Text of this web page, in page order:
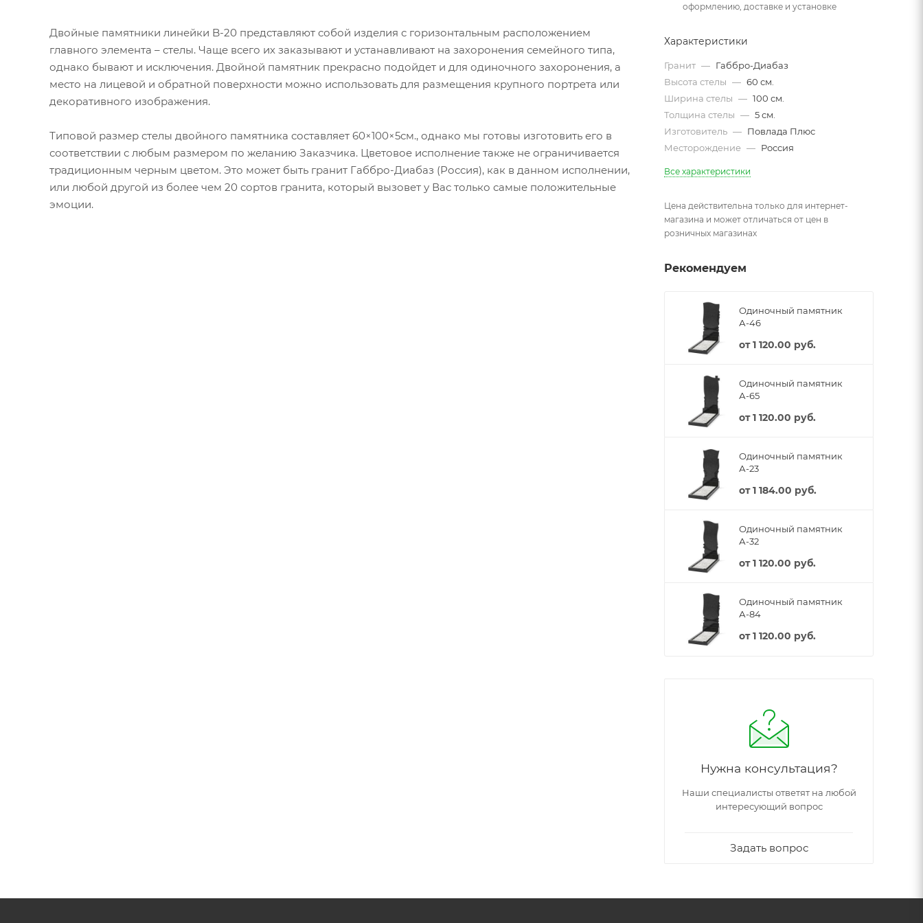
Двойные памятники линейки B-20 представляют собой изделия с горизонтальным расположением
главного элемента – стелы. Чаще всего их заказывают и устанавливают на захоронения семейного типа,
однако бывают и исключения. Двойной памятник прекрасно подойдет и для одиночного захоронения, а
место на лицевой и обратной поверхности можно использовать для размещения крупного портрета или
декоративного изображения.
Типовой размер стелы двойного памятника составляет 60×100×5см., однако мы готовы изготовить его в
соответствии с любым размером по желанию Заказчика. Цветовое исполнение также не ограничивается
традиционным черным цветом. Это может быть гранит Габбро-Диабаз (Россия), как в данном исполнении,
или любой другой из более чем 20 сортов гранита, который вызовет у Вас только самые положительные
эмоции.
оформлению, доставке и установке
Характеристики
Гранит — Габбро-Диабаз
Высота стелы — 60 см.
Ширина стелы — 100 см.
Толщина стелы — 5 см.
Изготовитель — Повлада Плюс
Месторождение — Россия
Все характеристики
Цена действительна только для интернет-
магазина и может отличаться от цен в
розничных магазинах
Рекомендуем
Одиночный памятник
А-46
от1 120.00 руб.
Одиночный памятник
А-65
от1 120.00 руб.
Одиночный памятник
А-23
от1 184.00 руб.
Одиночный памятник
А-32
от1 120.00 руб.
Одиночный памятник
А-84
от1 120.00 руб.
Нужна консультация?
Наши специалисты ответят на любой
интересующий вопрос
Задать вопрос